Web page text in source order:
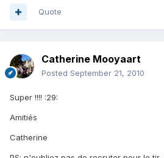
Quote
Catherine Mooyaart
Posted September 21, 2010
Super !!!! :29:
Amitiés
Catherine